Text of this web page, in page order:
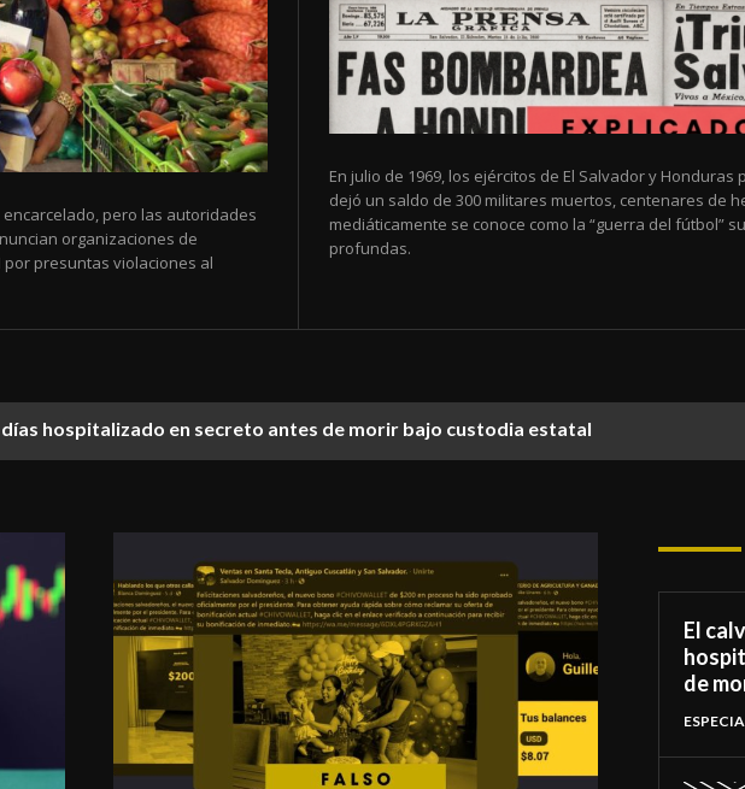
pero las autoridades
organizaciones de
por presuntas violaciones al
En julio de 1969, los ejércitos de El Salvador y
dejó un saldo de 300 militares muertos, centenares de
mediáticamente se conoce como la “guerra del fútbol”
profundas.
días hospitalizado en secreto antes de morir bajo custodia estatal
El
de